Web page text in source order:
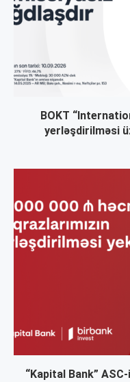
BOKT
yerləşdirilməsi
“Kapital Bank” ASC-